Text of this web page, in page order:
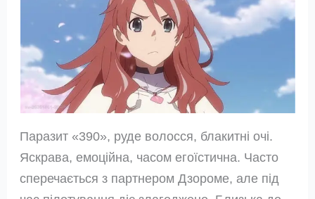
Паразит «390», руде волосся, блакитні очі.
Яскрава, емоційна, часом егоїстична. Часто
сперечається з партнером Дзороме, але під